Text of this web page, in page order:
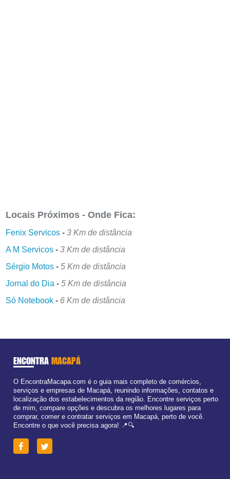
Locais Próximos - Onde Fica:
Fenix Servicos -3 Km de distância
A M Servicos -3 Km de distância
Sérgio Motos -5 Km de distância
Jornal do Dia -5 Km de distância
Só Notebook - 6 Km de distância
ENCONTRA MACAPÁ
O EncontraMacapa.com é o guia mais completo de comércios,
serviços e empresas de Macapá, reunindo informações, contatos e
localização dos estabelecimentos da região. Encontre serviços perto
de mim, compare opções e descubra os melhores lugares para
comprar, comer e contratar serviços em Macapá, perto de você.
Encontre o que você precisa agora! 📍🔍